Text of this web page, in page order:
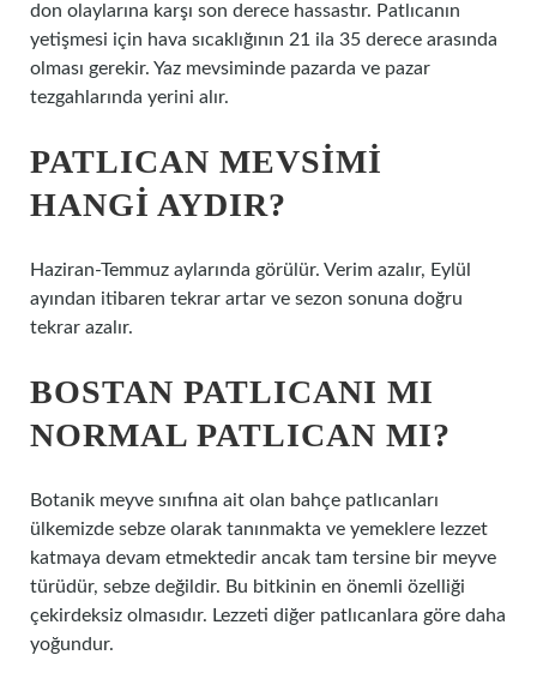
don olaylarına karşı son derece hassastır. Patlıcanın
yetişmesi için hava sıcaklığının 21 ila 35 derece arasında
olması gerekir. Yaz mevsiminde pazarda ve pazar
tezgahlarında yerini alır.
PATLICAN MEVSIMI
HANGI AYDIR?
Haziran-Temmuz aylarında görülür. Verim azalır, Eylül
ayından itibaren tekrar artar ve sezon sonuna doğru
tekrar azalır.
BOSTAN PATLICANI MI
NORMAL PATLICAN MI?
Botanik meyve sınıfına ait olan bahçe patlıcanları
ülkemizde sebze olarak tanınmakta ve yemeklere lezzet
katmaya devam etmektedir ancak tam tersine bir meyve
türüdür, sebze değildir. Bu bitkinin en önemli özelliği
çekirdeksiz olmasıdır. Lezzeti diğer patlıcanlara göre daha
yoğundur.